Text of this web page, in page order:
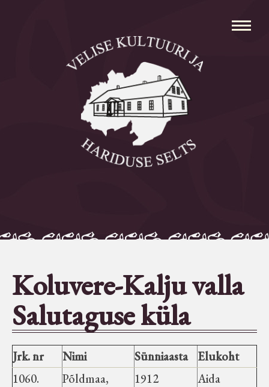
Avaleht
Aleksei Parnabas
Sillaotsa Talumuuseum
Seltsid-ühingud
Aiandus
Tuletõrje
Koluvere-Kalju valla
Salutaguse küla
Jrk. nr Nimi Sünniaasta
Elukoht
1060.
Põldmaa,
1912 Aida